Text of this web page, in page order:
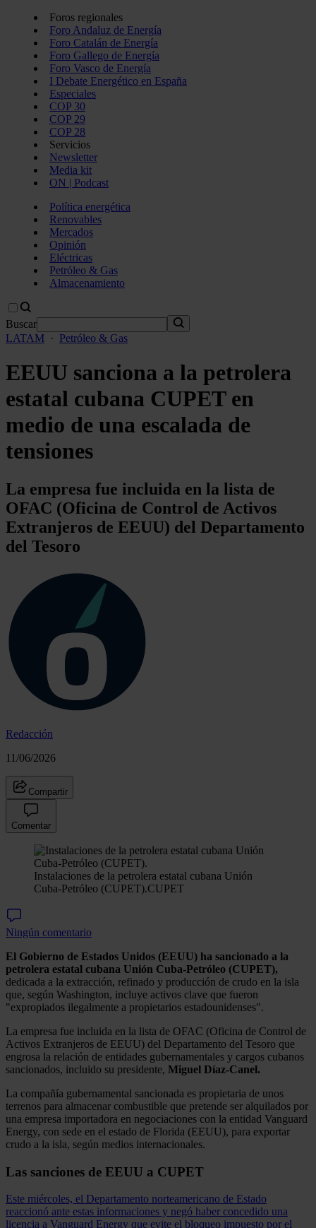
Foros regionales
Foro Andaluz de Energía
Foro Catalán de Energía
Foro Gallego de Energía
Foro Vasco de Energía
I Debate Energético en España
Especiales
COP 30
COP 29
COP 28
Servicios
Newsletter
Media kit
ON | Podcast
Política energética
Renovables
Mercados
Opinión
Eléctricas
Petróleo & Gas
Almacenamiento
Buscar
LATAM · Petróleo & Gas
EEUU sanciona a la petrolera
estatal cubana CUPET en
medio de una escalada de
tensiones
La empresa fue incluida en la lista de
OFAC (Oficina de Control de Activos
Extranjeros de EEUU) del Departamento
del Tesoro
Redacción
11/06/2026
Compartir
Comentar
Instalaciones de la petrolera estatal cubana Unión
Cuba-Petróleo (CUPET).CUPET
Ningún comentario
El Gobierno de Estados Unidos (EEUU) ha sancionado a la
petrolera estatal cubana Unión Cuba-Petróleo (CUPET),
dedicada a la extracción, refinado y producción de crudo en la isla
que, según Washington, incluye activos clave que fueron
"expropiados ilegalmente a propietarios estadounidenses".
La empresa fue incluida en la lista de OFAC (Oficina de Control de
Activos Extranjeros de EEUU) del Departamento del Tesoro que
engrosa la relación de entidades gubernamentales y cargos cubanos
sancionados, incluido su presidente, Miguel Díaz-Canel.
La compañía gubernamental sancionada es propietaria de unos
terrenos para almacenar combustible que pretende ser alquilados por
una empresa importadora en negociaciones con la entidad Vanguard
Energy, con sede en el estado de Florida (EEUU), para exportar
crudo a la isla, según medios internacionales.
Las sanciones de EEUU a CUPET
Este miércoles, el Departamento norteamericano de Estado
reaccionó ante estas informaciones y negó haber concedido una
licencia a Vanguard Energy que evite el bloqueo impuesto por el